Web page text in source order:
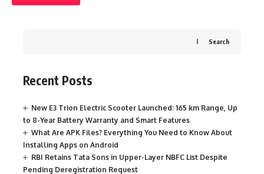
Search
Recent Posts
New E3 Trion Electric Scooter Launched: 165 km Range, Up
to 8-Year Battery Warranty and Smart Features
What Are APK Files? Everything You Need to Know About
Installing Apps on Android
RBI Retains Tata Sons in Upper-Layer NBFC List Despite
Pending Deregistration Request